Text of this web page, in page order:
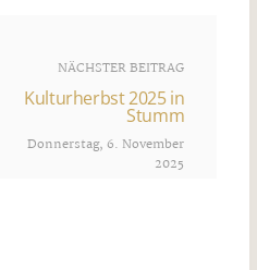
NÄCHSTER BEITRAG
Kulturherbst 2025 in
Stumm
Donnerstag, 6. November
2025